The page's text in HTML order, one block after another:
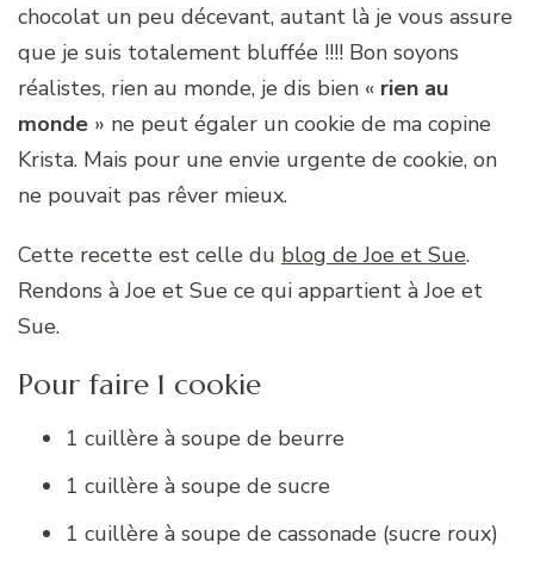
chocolat un peu décevant, autant là je vous assure
que je suis totalement bluffée !!!! Bon soyons
réalistes, rien au monde, je dis bien « rien au
monde » ne peut égaler un cookie de ma copine
Krista. Mais pour une envie urgente de cookie, on
ne pouvait pas rêver mieux.
Cette recette est celle du blog de Joe et Sue.
Rendons à Joe et Sue ce qui appartient à Joe et
Sue.
Pour faire 1 cookie
1 cuillère à soupe de beurre
1 cuillère à soupe de sucre
1 cuillère à soupe de cassonade (sucre roux)